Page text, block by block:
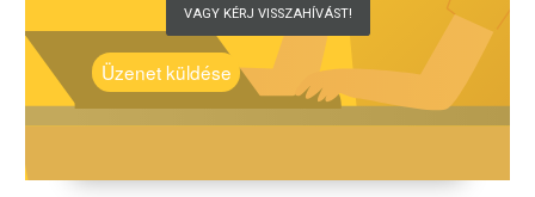
VAGY KÉRJ VISSZAHÍVÁST!
Üzenet küldése